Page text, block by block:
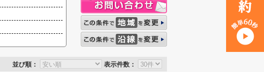
並び順： 表示件数：